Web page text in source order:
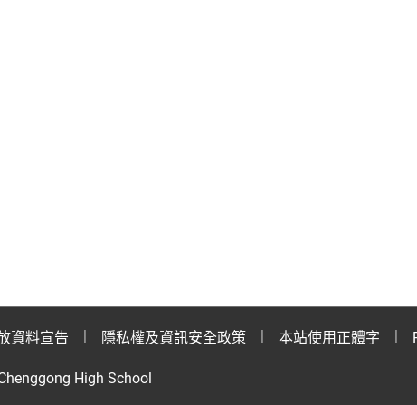
資料宣告 隱私權及資訊安全政策 本站使用正體字
High School